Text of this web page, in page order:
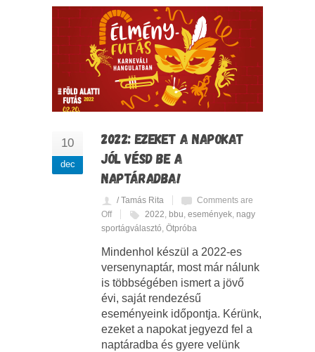
10
dec
2022: EZEKET A NAPOKAT
JÓL VÉSD BE A
NAPTÁRADBA!
/ Tamás Rita
Comments are
Off
2022, bbu, események, nagy
sportágválasztó, Ötpróba
Mindenhol készül a 2022-es
versenynaptár, most már nálunk
is többségében ismert a jövő
évi, saját rendezésű
eseményeink időpontja. Kérünk,
ezeket a napokat jegyezd fel a
naptáradba és gyere velünk